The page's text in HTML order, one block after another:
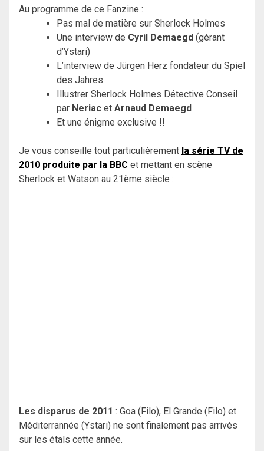
Au programme de ce Fanzine :
Pas mal de matière sur Sherlock Holmes
Une interview de Cyril Demaegd (gérant
d’Ystari)
L’interview de Jürgen Herz fondateur du Spiel
des Jahres
Illustrer Sherlock Holmes Détective Conseil
par Neriac et Arnaud Demaegd
Et une énigme exclusive !!
Je vous conseille tout particulièrement la série TV de
2010 produite par la BBC et mettant en scène
Sherlock et Watson au 21ème siècle :
Les disparus de 2011 : Goa (Filo), El Grande (Filo) et
Méditerrannée (Ystari) ne sont finalement pas arrivés
sur les étals cette année.